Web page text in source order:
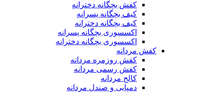
کفش بچگانه دخترانه
کیف بچگانه پسرانه
کیف بچگانه دخترانه
اکسسوری بچگانه پسرانه
اکسسوری بچگانه دخترانه
کفش مردانه
کفش روزمره مردانه
کفش رسمی مردانه
کالج مردانه
دمپایی و صندل مردانه